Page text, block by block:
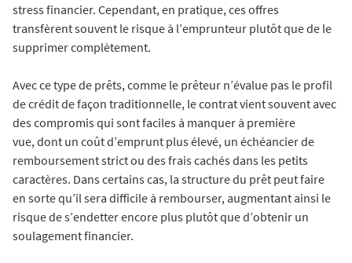
stress financier. Cependant, en pratique, ces offres
transfèrent souvent le risque à l’emprunteur plutôt que de le
supprimer complètement.
Avec ce type de prêts, comme le prêteur n’évalue pas le profil
de crédit de façon traditionnelle, le contrat vient souvent avec
des compromis qui sont faciles à manquer à première
vue, dont un coût d’emprunt plus élevé, un échéancier de
remboursement strict ou des frais cachés dans les petits
caractères. Dans certains cas, la structure du prêt peut faire
en sorte qu’il sera difficile à rembourser, augmentant ainsi le
risque de s’endetter encore plus plutôt que d’obtenir un
soulagement financier.